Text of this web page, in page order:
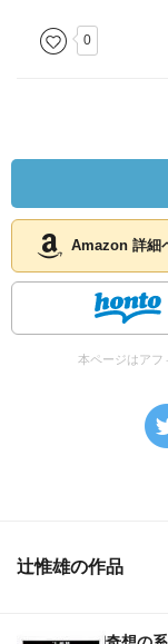
0
Amazon 詳細
本ページはアフ
辻惟雄の作品